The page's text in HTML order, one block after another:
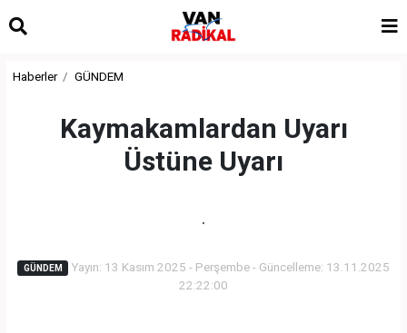
Haberler GÜNDEM
Kaymakamlardan Uyarı
Üstüne Uyarı
.
GÜNDEM
Yayın: 13 Kasım 2025 - Perşembe - Güncelleme: 13.11.2025
22:22:00